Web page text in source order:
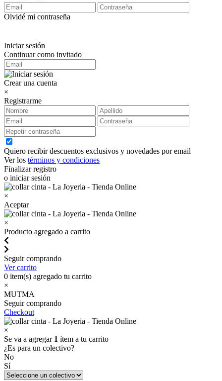
Olvidé mi contraseña
Iniciar sesión
Continuar como invitado
Crear una cuenta
×
Registrarme
Quiero recibir descuentos exclusivos y novedades por email
Ver los términos y condiciones
Finalizar registro
o iniciar sesión
×
Aceptar
×
Producto agregado a carrito
Seguir comprando
Ver carrito
0 item(s) agregado tu carrito
×
MUTMA
Seguir comprando
Checkout
×
Se va a agregar 1 ítem a tu carrito
¿Es para un colectivo?
No
Sí